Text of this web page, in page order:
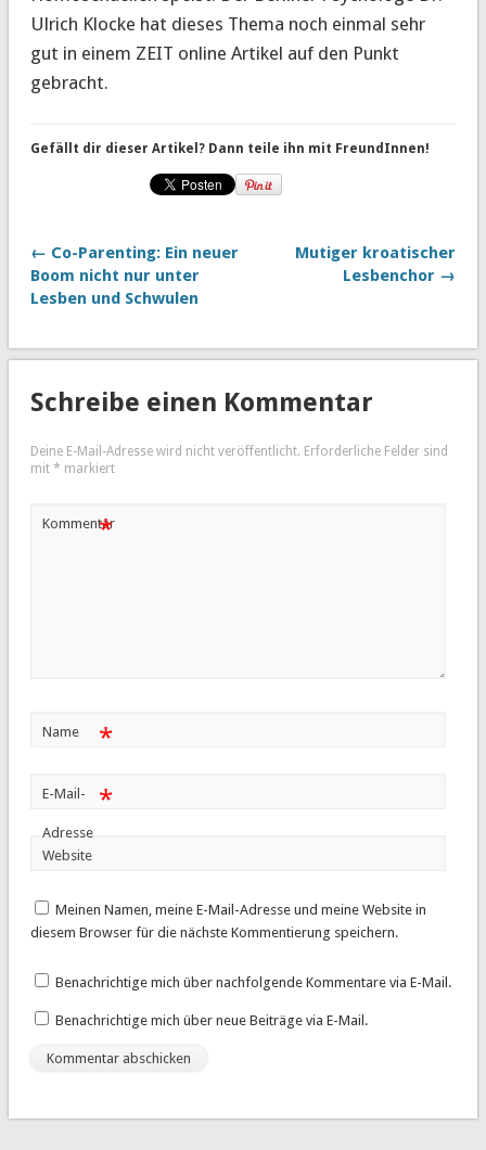
Ulrich Klocke hat dieses Thema noch einmal sehr
gut in einem ZEIT online Artikel auf den Punkt
gebracht.
Gefällt dir dieser Artikel? Dann teile ihn mit FreundInnen!
← Co-Parenting: Ein neuer
Boom nicht nur unter
Lesben und Schwulen
Mutiger kroatischer
Lesbenchor →
Schreibe einen Kommentar
Deine E-Mail-Adresse wird nicht veröffentlicht. Erforderliche Felder sind
mit * markiert
Kommentar
*
Name *
E-Mail-
Adresse
*
Website
Meinen Namen, meine E-Mail-Adresse und meine Website in
diesem Browser für die nächste Kommentierung speichern.
Benachrichtige mich über nachfolgende Kommentare via E-Mail.
Benachrichtige mich über neue Beiträge via E-Mail.